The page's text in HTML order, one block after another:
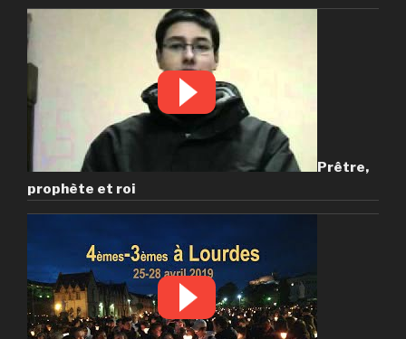
Prêtre,
prophète et roi